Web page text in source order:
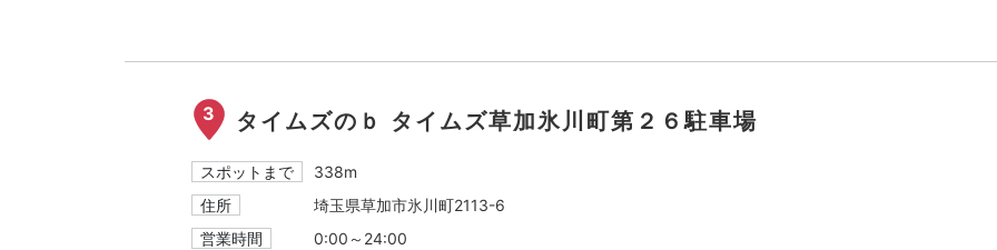
3 タイムズのｂ タイムズ草加氷川町第２６駐車場
スポットまで
338m
住所
埼玉県草加市氷川町2113-6
営業時間
0:00～24:00